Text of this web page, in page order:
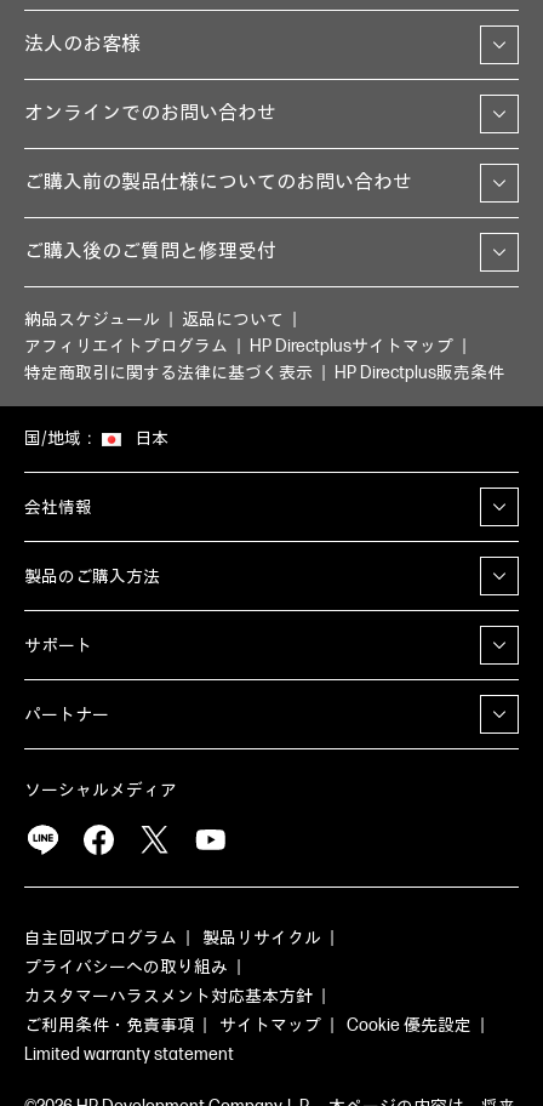
法人のお客様
オンラインでのお問い合わせ
ご購入前の製品仕様についてのお問い合わせ
ご購入後のご質問と修理受付
納品スケジュール
返品について
アフィリエイトプログラム
HP Directplusサイトマップ
特定商取引に関する法律に基づく表示
HP Directplus販売条件
国/地域： 日本
会社情報
製品のご購入方法
サポート
パートナー
ソーシャルメディア
自主回収プログラム
製品リサイクル
プライバシーへの取り組み
カスタマーハラスメント対応基本方針
ご利用条件・免責事項
サイトマップ
Cookie 優先設定
Limited warranty statement